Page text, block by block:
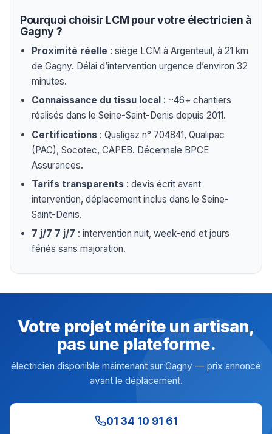
Pourquoi choisir LCM pour votre électricien à
Gagny ?
Proximité réelle : siège LCM à Argenteuil, à 21 km
de Gagny. Délai d’intervention urgence d’environ 32
minutes.
Connaissance du tissu local : ~46+ chantiers
réalisés dans le Seine-Saint-Denis depuis 2011.
Certifications : Qualigaz n° 704841, Qualipac
(PAC), Socotec, CAPEB. Décennale BPCE
Assurances.
Tarifs transparents : devis écrit avant
intervention, déplacement inclus dans le Seine-
Saint-Denis.
7 j/7 7 j/7 : intervention nuit, week-end et jours
fériés sans majoration.
Votre projet mérite un artisan,
pas une plateforme.
électricien disponible maintenant sur Gagny — prix annoncé
avant le déplacement.
01 34 10 91 61